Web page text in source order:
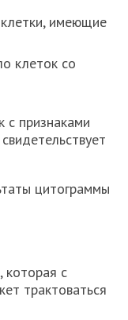
имеющие
клеток со
с признаками
цитограммы
которая с
трактоваться